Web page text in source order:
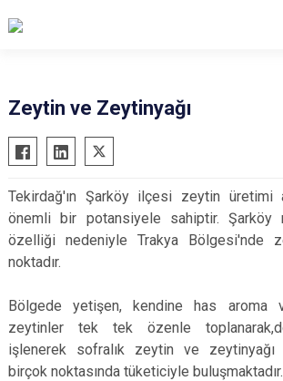
Zeytin ve Zeytinyağı
Tekirdağ'ın Şarköy ilçesi zeytin üretimi
önemli bir potansiyele sahiptir. Şarköy
özelliği nedeniyle Trakya Bölgesi'nde
noktadır.
Bölgede yetişen, kendine has aroma
zeytinler tek tek özenle
işlenerek sofralık zeytin ve zeytinyağı
birçok noktasında tüketiciyle buluşmaktadır.